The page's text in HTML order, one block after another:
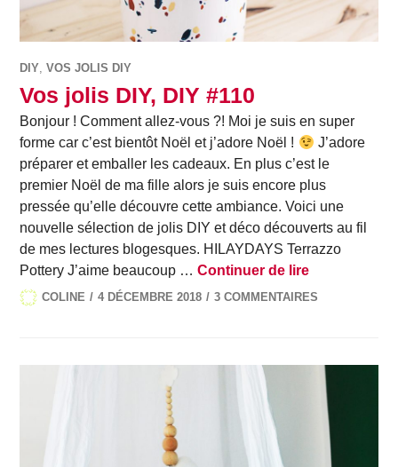
DIY,VOS JOLIS DIY
Vos jolis DIY, DIY #110
Bonjour ! Comment allez-vous ?! Moi je suis en super
forme car c’est bientôt Noël et j’adore Noël !
J’adore
préparer et emballer les cadeaux. En plus c’est le
premier Noël de ma fille alors je suis encore plus
pressée qu’elle découvre cette ambiance. Voici une
nouvelle sélection de jolis DIY et déco découverts au fil
de mes lectures blogesques. HILAYDAYS Terrazzo
Pottery J’aime beaucoup …Continuer de lireVos jolis DIY,
COLINE 4 DÉCEMBRE 2018 3 COMMENTAIRES